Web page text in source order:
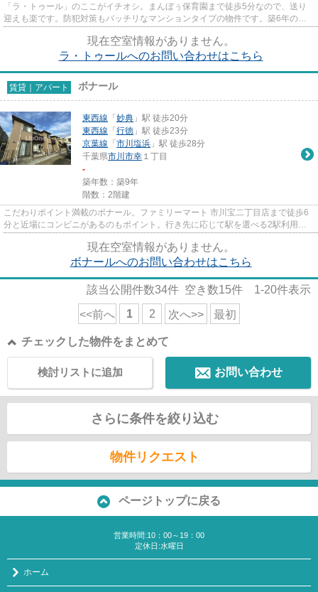
「ラ・トゥール」のここがイチオシ。まんぼぅ保育園まで徒歩5分なので、送り
迎えも楽です。防犯対策もバッチリなマンションタイプの物件です。築6年のイ
現在空室情報がありません。
ラ・トゥールへのお問い合わせはこちら
賃貸｜アパート ボナール
東西線 「 妙典 」駅 徒歩20分
東西線 「 行徳 」駅 徒歩23分
京葉線 「 市川塩浜 」駅 徒歩28分
千葉県市川市幸 １丁目
-
築年数：築9年
階数：2階建
こだわりポイント満載のボナール。ファミリーマート 市川宝二丁目店まで徒歩6
分と近場にコンビニがあるのもポイント。行き先に応じて駅を選べる2駅利用可
現在空室情報がありません。
ボナールへのお問い合わせはこちら
該当公開件数34件 空き数15件 1-20件表示
<<前へ 1 2 次へ>> 最初
チェックした物件をまとめて
お問い合わせ
検討リストに追加
さらに条件を絞り込む
物件リクエスト
ページトップに戻る
営業時間:10：00～19：00
定休日:水曜日
ホーム